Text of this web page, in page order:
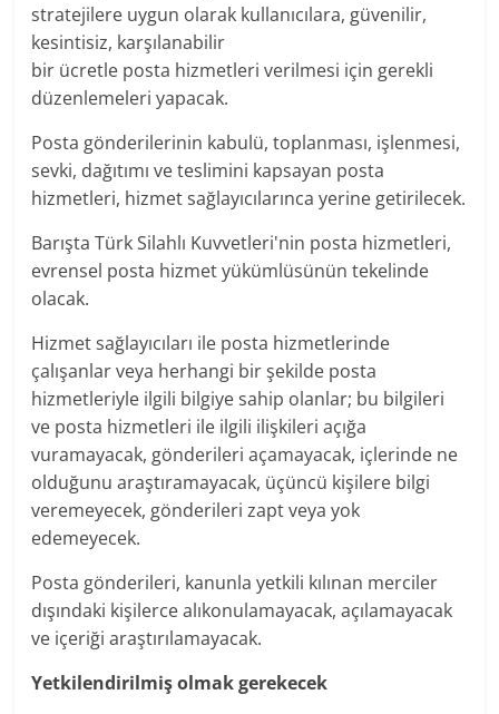
stratejilere uygun olarak kullanıcılara, güvenilir,
kesintisiz, karşılanabilir
bir ücretle posta hizmetleri verilmesi için gerekli
düzenlemeleri yapacak.
Posta gönderilerinin kabulü, toplanması, işlenmesi,
sevki, dağıtımı ve teslimini kapsayan posta
hizmetleri, hizmet sağlayıcılarınca yerine getirilecek.
Barışta Türk Silahlı Kuvvetleri'nin posta hizmetleri,
evrensel posta hizmet yükümlüsünün tekelinde
olacak.
Hizmet sağlayıcıları ile posta hizmetlerinde
çalışanlar veya herhangi bir şekilde posta
hizmetleriyle ilgili bilgiye sahip olanlar; bu bilgileri
ve posta hizmetleri ile ilgili ilişkileri açığa
vuramayacak, gönderileri açamayacak, içlerinde ne
olduğunu araştıramayacak, üçüncü kişilere bilgi
veremeyecek, gönderileri zapt veya yok
edemeyecek.
Posta gönderileri, kanunla yetkili kılınan merciler
dışındaki kişilerce alıkonulamayacak, açılamayacak
ve içeriği araştırılamayacak.
Yetkilendirilmiş olmak gerekecek